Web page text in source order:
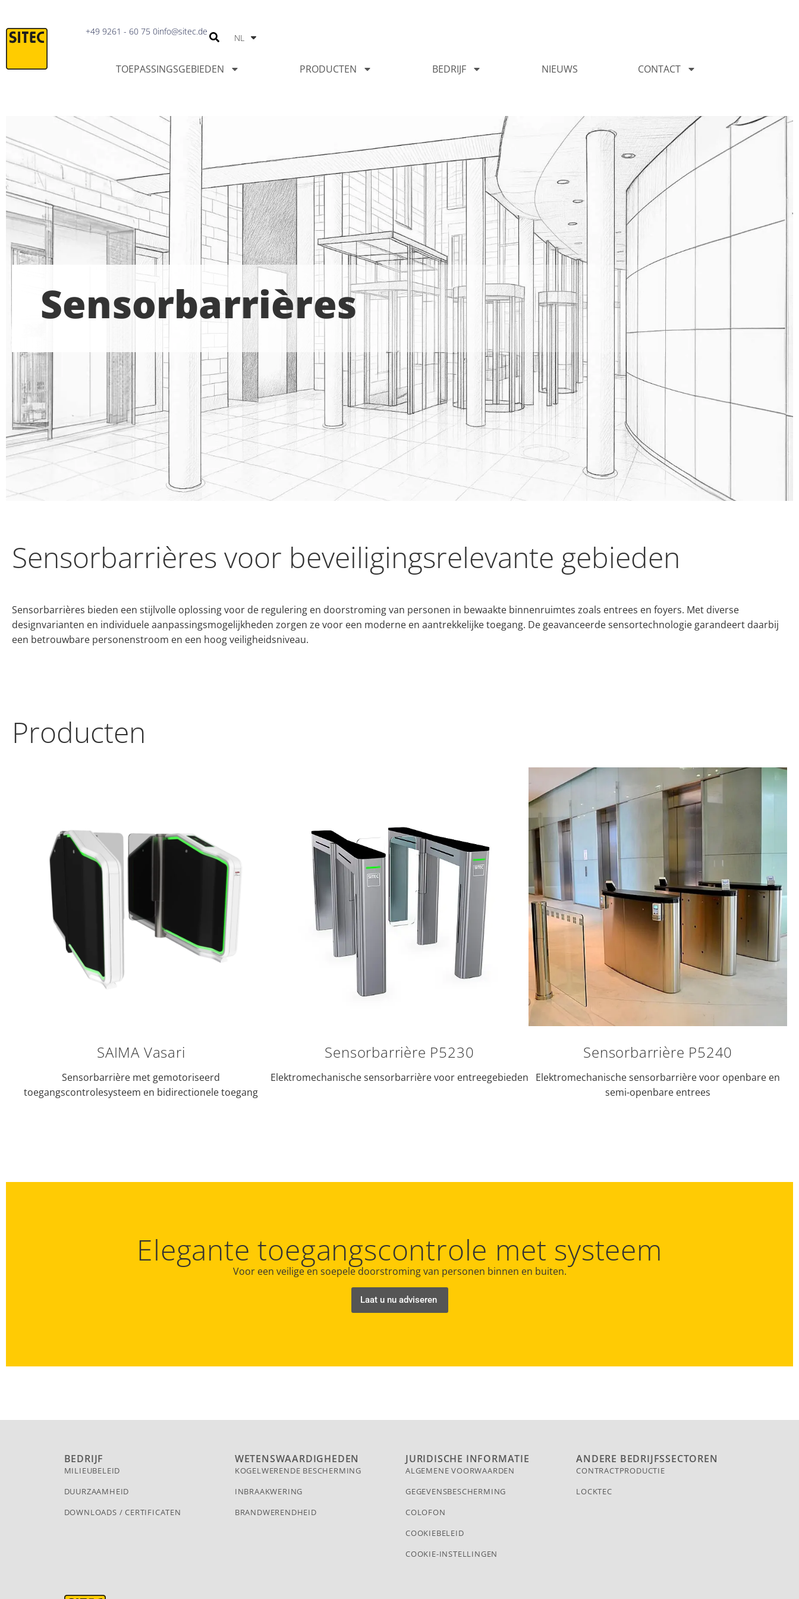
+49 9261 - 60 75 0info@sitec.de
NL
PT
TOEPASSINGSGEBIEDEN PRODUCTEN BEDRIJF NIEUWS CONTACT
Sensorbarrières
Sensorbarrières voor beveiligingsrelevante gebieden
Sensorbarrières bieden een stijlvolle oplossing voor de regulering en doorstroming van personen in bewaakte binnenruimtes zoals entrees en foyers. Met diverse
designvarianten en individuele aanpassingsmogelijkheden zorgen ze voor een moderne en aantrekkelijke toegang. De geavanceerde sensortechnologie garandeert daarbij
een betrouwbare personenstroom en een hoog veiligheidsniveau.
Producten
SAIMA Vasari
Sensorbarrière met gemotoriseerd
toegangscontrolesysteem en bidirectionele toegang
Sensorbarrière P5230
Elektromechanische sensorbarrière voor entreegebieden
Sensorbarrière P5240
Elektromechanische sensorbarrière voor openbare en
semi-openbare entrees
Elegante toegangscontrole met systeem
Voor een veilige en soepele doorstroming van personen binnen en buiten.
Laat u nu adviseren
BEDRIJF
MILIEUBELEID
DUURZAAMHEID
DOWNLOADS / CERTIFICATEN
WETENSWAARDIGHEDEN
KOGELWERENDE BESCHERMING
INBRAAK­WERING
BRANDWERENDHEID
JURIDISCHE INFORMATIE
ALGEMENE VOORWAARDEN
GEGEVENSBESCHERMING
COLOFON
COOKIEBELEID
COOKIE-INSTELLINGEN
ANDERE BEDRIJFSSECTOREN
CONTRACTPRODUCTIE
LOCKTEC